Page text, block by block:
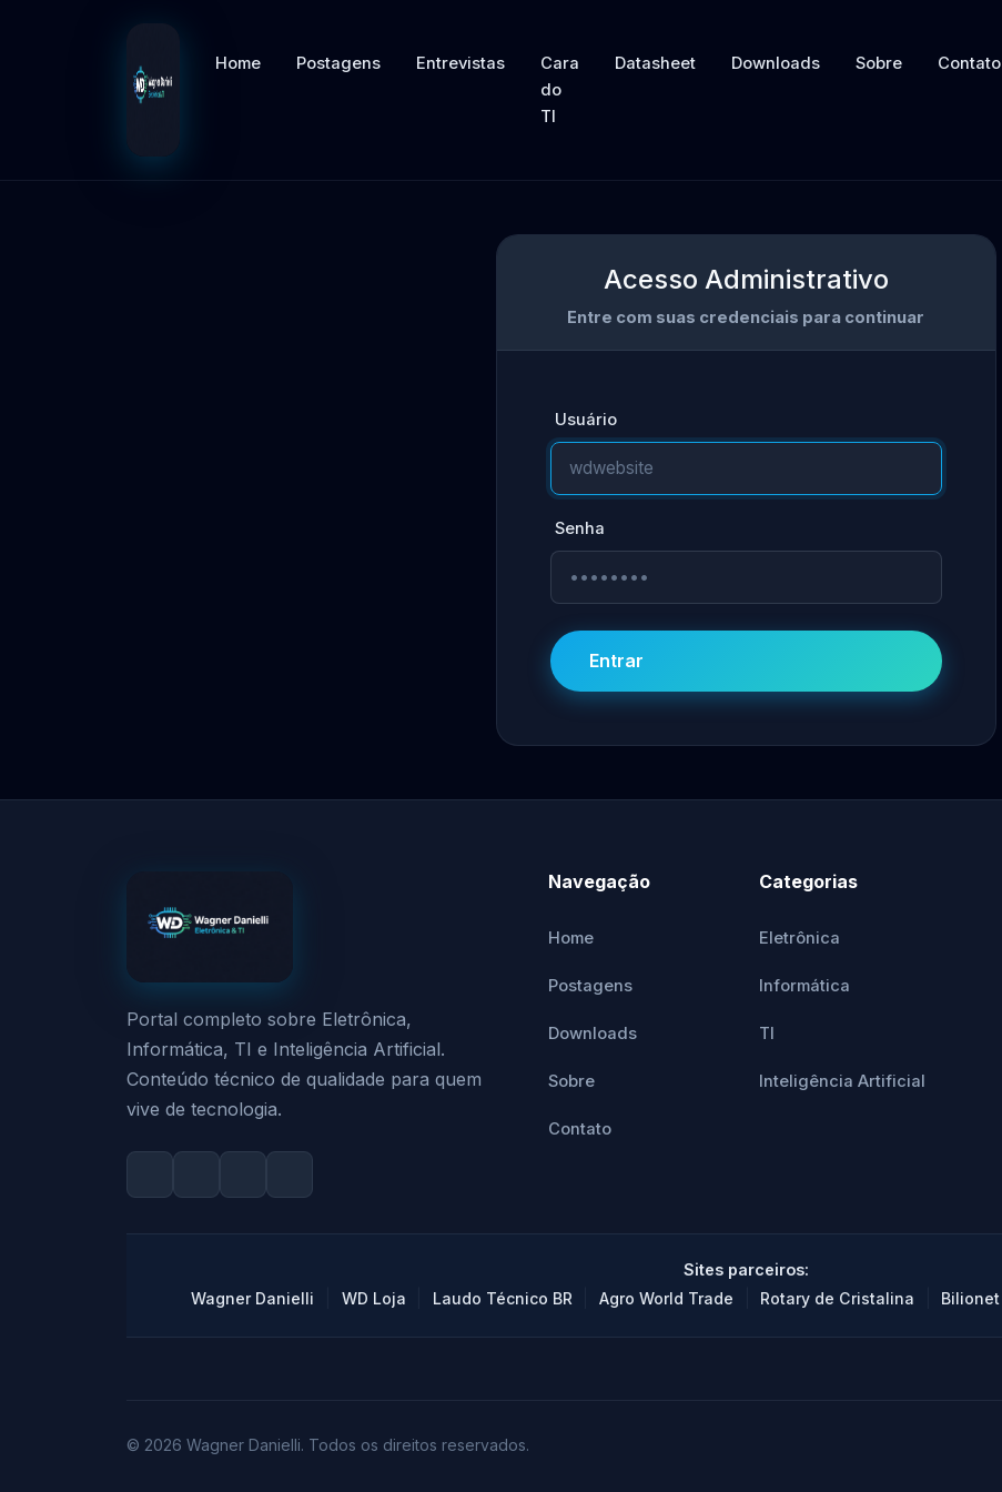
Home Postagens Entrevistas
Cara
do
TI
Datasheet Downloads Sobre Contato
Acesso Administrativo
Entre com suas credenciais para continuar
Usuário
Senha
Entrar
Portal completo sobre Eletrônica,
Informática, TI e Inteligência Artificial.
Conteúdo técnico de qualidade para quem
vive de tecnologia.
Navegação
Home
Postagens
Downloads
Sobre
Contato
Categorias
Eletrônica
Informática
TI
Inteligência Artificial
Sites parceiros:
Wagner Danielli
WD Loja Laudo Técnico BR Agro World Trade Rotary de Cristalina Bilionet
© 2026 Wagner Danielli. Todos os direitos reservados.